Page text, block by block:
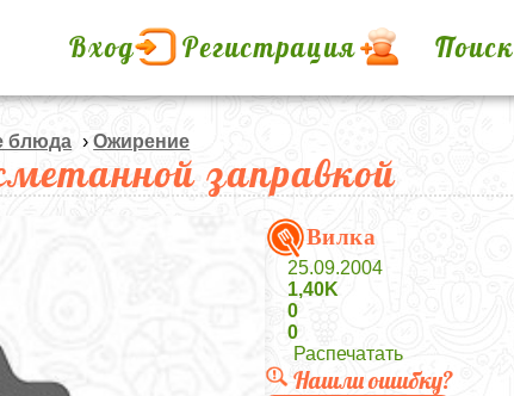
Вход Регистрация Поиск
блюда ›Ожирение
заправкой
Вилка
25.09.2004
1,40K
0
0
Распечатать
Нашли ошибку?